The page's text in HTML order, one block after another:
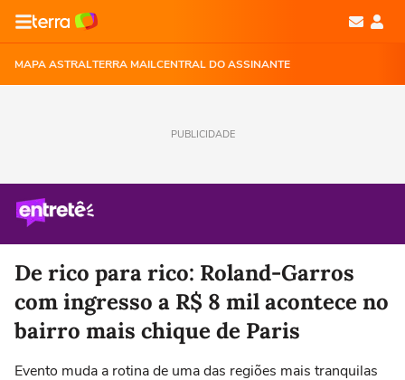
MAPA ASTRALTERRA MAILCENTRAL DO ASSINANTE
PUBLICIDADE
De rico para rico: Roland-Garros
com ingresso a R$ 8 mil acontece no
bairro mais chique de Paris
Evento muda a rotina de uma das regiões mais tranquilas